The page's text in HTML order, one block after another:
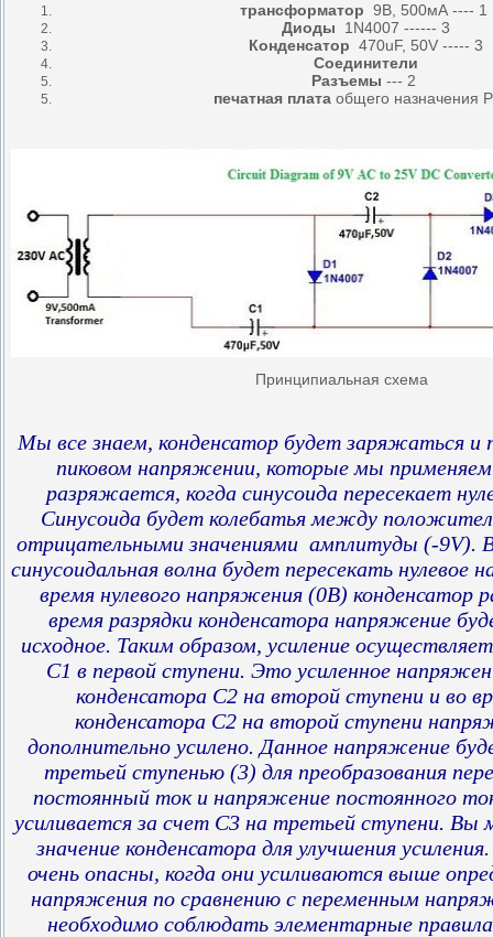
трансформатор 9В, 500мА ---- 1
Диоды 1N4007 ------ 3
Конденсатор 470uF, 50V ----- 3
Соединители
Разъемы --- 2
печатная платаобщего назначения
Принципиальная схема
Мы все знаем, конденсатор будет заряжаться и
пиковом напряжении, которые мы
разряжается, когда синусоида пересекает
Синусоида будет колебатья между
отрицательными значениями амплитуды (-9V).
синусоидальная волна будет пересекать нулевое
время нулевого напряжения (0В) конденсатор
время разрядки конденсатора напряжение
исходное. Таким образом, усиление
С1 в первой ступени. Это усиленное
конденсатора С2 на второй ступени и во
конденсатора С2 на второй ступени
дополнительно усилено. Данное напряжение
третьей ступенью (3) для преобразования
постоянный ток и напряжение постоянного
усиливается за счет С3 на третьей ступени.
значение конденсатора для улучшения
очень опасны, когда они усиливаются выше
напряжения по сравнению с переменным
необходимо соблюдать элементарные